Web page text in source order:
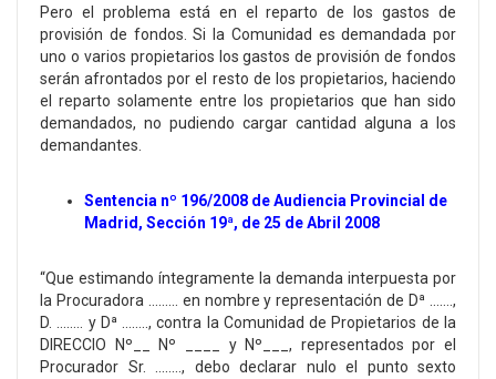
Pero el problema está en el reparto de los gastos de
provisión de fondos. Si la Comunidad es demandada por
uno o varios propietarios los gastos de provisión de fondos
serán afrontados por el resto de los propietarios, haciendo
el reparto solamente entre los propietarios que han sido
demandados, no pudiendo cargar cantidad alguna a los
demandantes.
Sentencia nº 196/2008 de Audiencia Provincial de
Madrid, Sección 19ª, de 25 de Abril 2008
“Que estimando íntegramente la demanda interpuesta por
la Procuradora ……… en nombre y representación de Dª …….,
D. …….. y Dª …….., contra la Comunidad de Propietarios de la
DIRECCIO Nº__ Nº ____ y Nº___, representados por el
Procurador Sr. …….., debo declarar nulo el punto sexto